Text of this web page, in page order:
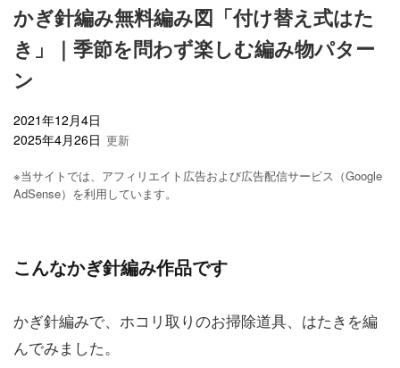
かぎ針編み無料編み図「付け替え式はたき」｜季節を問わず楽しむ編み物パ
ターン
かぎ針編み無料編み図「付け替え式はた
き」｜季節を問わず楽しむ編み物パター
ン
2021年12月4日
2025年4月26日
※当サイトでは、アフィリエイト広告および広告配信サービス（Google
AdSense）を利用しています。
こんなかぎ針編み作品です
かぎ針編みで、ホコリ取りのお掃除道具、はたきを編
んでみました。